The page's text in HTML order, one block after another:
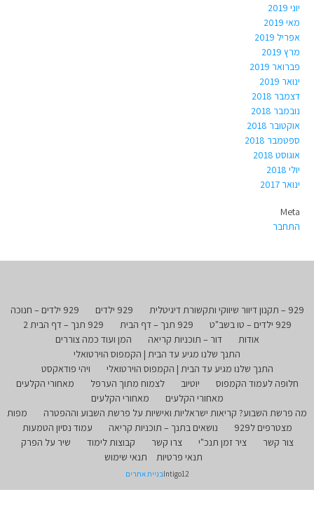
יוני 2019
מאי 2019
אפריל 2019
מרץ 2019
פברואר 2019
ינואר 2019
דצמבר 2018
נובמבר 2018
אוקטובר 2018
ספטמבר 2018
אוגוסט 2018
יולי 2018
ינואר 2017
Meta
התחבר
929 – תקנון דיוור שיווקי ותקשורת דיגיטלית 929 ילדים
929 ילדים – חנוכה
929 ילדים – טו בשב"ט
929 תנך – דף הבית
929 תנך – דף הבית 2
אודות
דור – תוכניות קריאה
המן ועוד כמה צוררים
התנך שלנו מגיע עד הבית | הקמפוס הוירטואלי
התנך שלנו מגיע עד הבית | הקמפוס הוירטואלי
ויהי פודאקסט
חלופה לעמוד הקמפוס
יוטיוב לצמוח מתוך הערפל
מאחורי הקלעים
מאחורי הקלעים
מאחורי הקלעים
מה פרשת השבוע? קריאות ישראליות ואישיות על פרשת השבוע וההפטרה
מפות
מצטרפים ל929
נושאים בתנך – תוכניות קריאה
עמוד נסיון הטמעות
צור קשר
ציר זמן תנכ"י צרו קשר קבוצות לימוד
שיר על הפרק
תנאי פרטיות
תנאי שימוש
Intigo12בניית אתרים